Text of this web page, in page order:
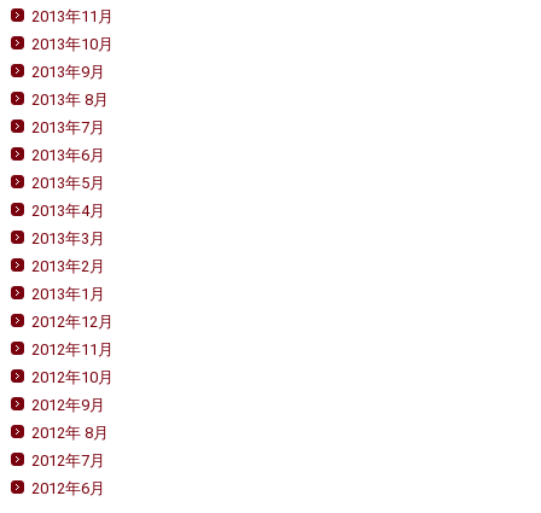
2013年11月
2013年10月
2013年9月
2013年 8月
2013年7月
2013年6月
2013年5月
2013年4月
2013年3月
2013年2月
2013年1月
2012年12月
2012年11月
2012年10月
2012年9月
2012年 8月
2012年7月
2012年6月